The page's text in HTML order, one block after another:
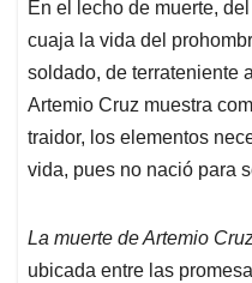
En el lecho de muerte,
cuaja la vida del
soldado, de terrateniente
Artemio Cruz muestra
traidor, los elementos
vida, pues no nació para
La muerte de Artemio
ubicada entre las